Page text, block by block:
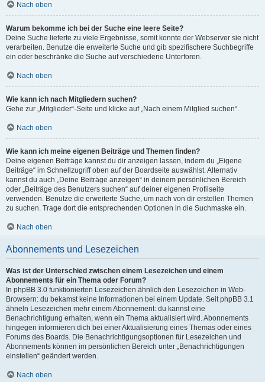
Nach oben
Warum bekomme ich bei der Suche eine leere Seite?
Deine Suche lieferte zu viele Ergebnisse, somit konnte der Webserver sie nicht
verarbeiten. Benutze die erweiterte Suche und gib spezifischere Suchbegriffe
ein oder beschränke die Suche auf verschiedene Unterforen.
Nach oben
Wie kann ich nach Mitgliedern suchen?
Gehe zur „Mitglieder“-Seite und klicke auf „Nach einem Mitglied suchen“.
Nach oben
Wie kann ich meine eigenen Beiträge und Themen finden?
Deine eigenen Beiträge kannst du dir anzeigen lassen, indem du „Eigene
Beiträge“ im Schnellzugriff oben auf der Boardseite auswählst. Alternativ
kannst du auch „Deine Beiträge anzeigen“ in deinem persönlichen Bereich
oder „Beiträge des Benutzers suchen“ auf deiner eigenen Profilseite
verwenden. Benutze die erweiterte Suche, um nach von dir erstellen Themen
zu suchen. Trage dort die entsprechenden Optionen in die Suchmaske ein.
Nach oben
Abonnements und Lesezeichen
Was ist der Unterschied zwischen einem Lesezeichen und einem
Abonnements für ein Thema oder Forum?
In phpBB 3.0 funktionierten Lesezeichen ähnlich den Lesezeichen in Web-
Browsern: du bekamst keine Informationen bei einem Update. Seit phpBB 3.1
ähneln Lesezeichen mehr einem Abonnement: du kannst eine
Benachrichtigung erhalten, wenn ein Thema aktualisiert wird. Abonnements
hingegen informieren dich bei einer Aktualisierung eines Themas oder eines
Forums des Boards. Die Benachrichtigungsoptionen für Lesezeichen und
Abonnements können im persönlichen Bereich unter „Benachrichtigungen
einstellen“ geändert werden.
Nach oben